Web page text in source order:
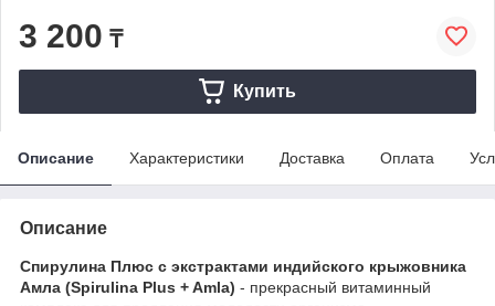
3 200 ₸
Купить
Описание Характеристики Доставка Оплата
Описание
Спирулина Плюс с экстрактами индийского крыжовника
Амла (Spirulina Plus + Amla) - прекрасный витаминный